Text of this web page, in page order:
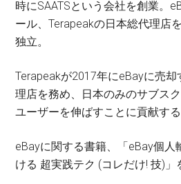
時にSAATSという会社を創業。
ール、Terapeakの日本総代理店
独立。
Terapeakが2017年にeBayに売
理店を務め、日本のみのサブス
ユーザーを伸ばすことに貢献する
eBayに関する書籍、「eBay個人
ける 超実践テク (コレだけ! 技)」